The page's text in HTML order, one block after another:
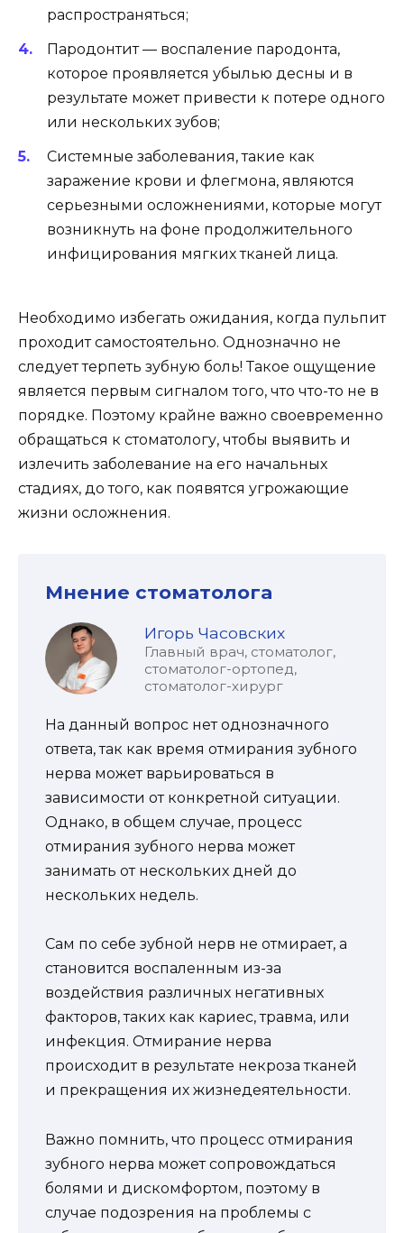
распространяться;
Пародонтит — воспаление пародонта,
которое проявляется убылью десны и в
результате может привести к потере одного
или нескольких зубов;
Системные заболевания, такие как
заражение крови и флегмона, являются
серьезными осложнениями, которые могут
возникнуть на фоне продолжительного
инфицирования мягких тканей лица.
Необходимо избегать ожидания, когда пульпит
проходит самостоятельно. Однозначно не
следует терпеть зубную боль! Такое ощущение
является первым сигналом того, что что-то не в
порядке. Поэтому крайне важно своевременно
обращаться к стоматологу, чтобы выявить и
излечить заболевание на его начальных
стадиях, до того, как появятся угрожающие
жизни осложнения.
Мнение стоматолога
Игорь Часовских
Главный врач, стоматолог,
стоматолог-ортопед,
стоматолог-хирург
На данный вопрос нет однозначного
ответа, так как время отмирания зубного
нерва может варьироваться в
зависимости от конкретной ситуации.
Однако, в общем случае, процесс
отмирания зубного нерва может
занимать от нескольких дней до
нескольких недель.
Сам по себе зубной нерв не отмирает, а
становится воспаленным из-за
воздействия различных негативных
факторов, таких как кариес, травма, или
инфекция. Отмирание нерва
происходит в результате некроза тканей
и прекращения их жизнедеятельности.
Важно помнить, что процесс отмирания
зубного нерва может сопровождаться
болями и дискомфортом, поэтому в
случае подозрения на проблемы с